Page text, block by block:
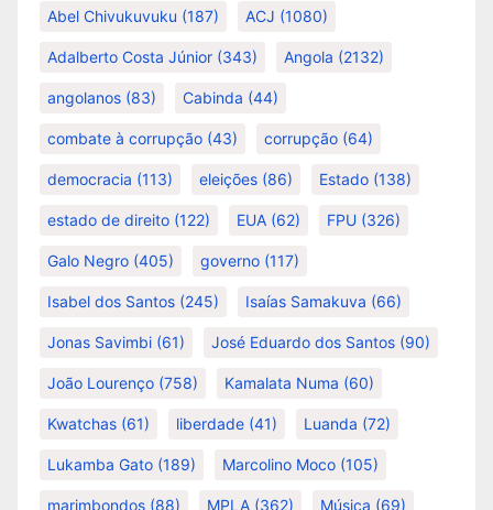
Abel Chivukuvuku (187) ACJ (1080)
Adalberto Costa Júnior (343) Angola (2132)
angolanos (83) Cabinda (44)
combate à corrupção (43) corrupção (64)
democracia (113) eleições (86) Estado (138)
estado de direito (122) EUA (62) FPU (326)
Galo Negro (405) governo (117)
Isabel dos Santos (245) Isaías Samakuva (66)
Jonas Savimbi (61) José Eduardo dos Santos (90)
João Lourenço (758) Kamalata Numa (60)
Kwatchas (61) liberdade (41) Luanda (72)
Lukamba Gato (189) Marcolino Moco (105)
marimbondos (88) MPLA (362) Música (69)